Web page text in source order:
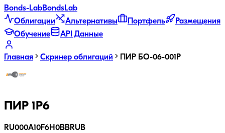
Bonds-LabBondsLab
Облигации
Альтернативы Портфель
Размещения
Обучение
API Данные
Главная Скринер облигаций ПИР БО-06-001P
ПИР 1P6
RU000A10F6H0BBRUB